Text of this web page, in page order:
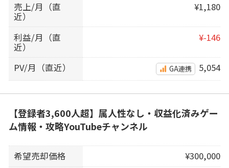
売上/月（直
近）
¥1,180
利益/月（直
近）
¥-146
PV/月（直近） GA連携 5,054
【登録者3,600人超】属人性なし・収益化済みゲー
ム情報・攻略YouTubeチャンネル
希望売却価格
¥300,000